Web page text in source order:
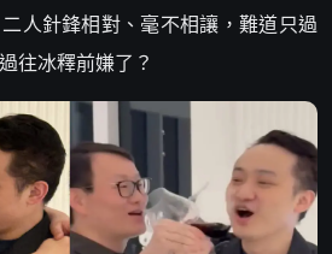
人針鋒相對、毫不相讓，難道只過
往冰釋前嫌了？